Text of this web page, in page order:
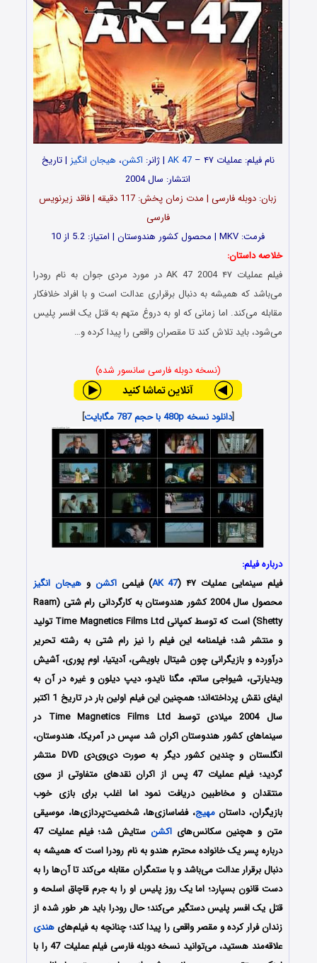
نام فیلم: عملیات ۴۷ – AK 47 | ژانر: اکشن، هیجان انگیز | تاریخ
انتشار: سال 2004
زبان: دوبله فارسی | مدت زمان پخش: 117 دقیقه | فاقد زیرنویس
فارسی
فرمت: MKV | محصول کشور هندوستان | امتیاز: 5.2 از 10
خلاصه داستان:
فیلم عملیات ۴۷ AK 47 2004 در مورد مردی جوان به نام رودرا
می‌باشد که همیشه به دنبال برقراری عدالت است و با افراد خلافکار
مقابله می‌کند. اما زمانی که او به دروغ متهم به قتل یک افسر پلیس
می‌شود، باید تلاش کند تا مقصران واقعی را پیدا کرده و…
(نسخه دوبله فارسی سانسور شده)
[دانلود نسخه 480p با حجم 787 مگابایت ]
درباره فیلم:
فیلم سینمایی عملیات ۴۷ (
AK 47) فیلمیاکشن و هیجان انگیز
محصول سال 2004 کشور هندوستان به کارگردانی رام شتی (Raam
Shetty) است که توسط کمپانی Time Magnetics Films Ltd تولید
و منتشر شد؛ فیلمنامه این فیلم را نیز رام شتی به رشته تحریر
درآورده و بازیگرانی چون شیتال باویشی، آدیتیا، اوم پوری، آشیش
ویدیارتی، شیواجی ساتم، مگنا نایدو، دیپ دیلون و غیره در آن به
ایفای نقش پرداخته‌اند؛ همچنین این فیلم اولین بار در تاریخ 1 اکتبر
سال 2004 میلادی توسط Time Magnetics Films Ltd در
سینماهای کشور هندوستان اکران شد سپس در آمریکا، هندوستان،
انگلستان و چندین کشور دیگر به صورت دی‌وی‌دی DVD منتشر
گردید؛ فیلم عملیات 47 پس از اکران نقدهای متفاوتی از سوی
منتقدان و مخاطبین دریافت نمود اما اغلب برای بازی خوب
بازیگران، داستانمهیج، فضاسازی‌ها، شخصیت‌پردازی‌ها، موسیقی
متن و هچنین سکانس‌هایاکشن
ستایش شد؛ فیلم عملیات 47
درباره پسر یک خانواده محترم هندو به نام رودرا است که همیشه به
دنبال برقرار عدالت می‌باشد و با ستمگران مقابله می‌کند تا آن‌ها را به
دست قانون بسپارد؛ اما یک روز پلیس او را به جرم قاچاق اسلحه و
قتل یک افسر پلیس دستگیر می‌کند؛ حال رودرا باید هر طور شده از
زندان فرار کرده و مقصر واقعی را پیدا کند؛ چنانچه به فیلم‌های هندی
علاقه‌مند هستید، می‌توانید نسخه دوبله فارسی فیلم عملیات 47 را با